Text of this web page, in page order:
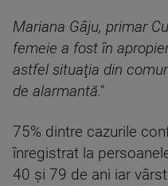
Mariana Gâju, primar
femeie a fost în
astfel situaţia din
de alarmantă."
75% dintre cazurile
înregistrat la
40 şi 79 de ani iar